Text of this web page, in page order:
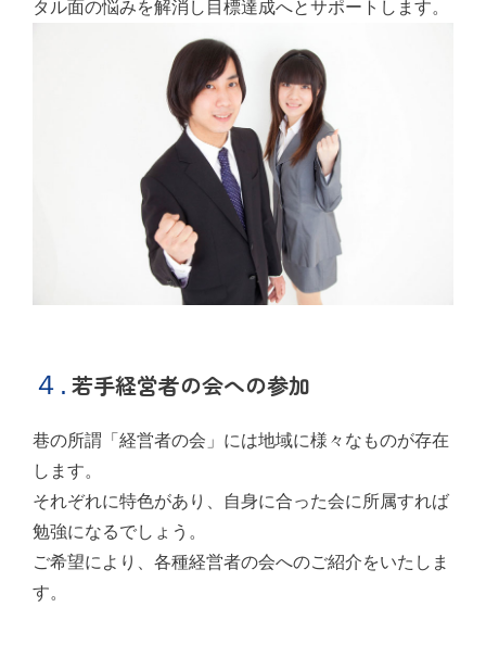
タル面の悩みを解消し目標達成へとサポートします。
４. 若手経営者の会への参加
巷の所謂「経営者の会」には地域に様々なものが存在
します。
それぞれに特色があり、自身に合った会に所属すれば
勉強になるでしょう。
ご希望により、各種経営者の会へのご紹介をいたしま
す。